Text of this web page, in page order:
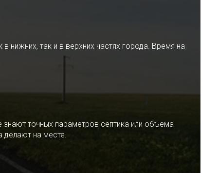
так и в верхних частях города. Время на
точных параметров септика или объема
делают на месте.